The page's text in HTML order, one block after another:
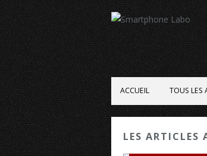
ACCUEIL TOUS LES
LES ARTICLES